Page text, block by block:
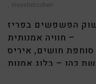
iriseshetcohen
הפשפשים בפריז
– חוויה אמנותית
סוחפת חושים, איריס
כהן – בלוג אמנות